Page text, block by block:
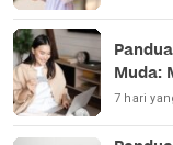
Muda:
7 hari